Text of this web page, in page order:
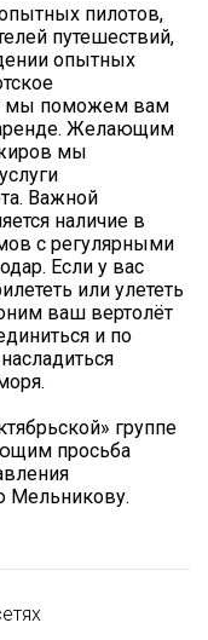
пилотов,
путешествий,
опытных
– мы поможем вам
Желающим
мы
Важной
наличие в
с регулярными
Если у вас
или улететь
ваш вертолёт
и по
группе
просьба
Мельникову.